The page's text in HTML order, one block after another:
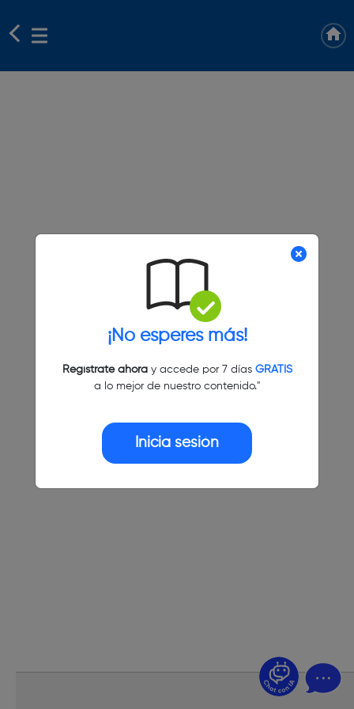
¡No esperes más!
Regístrate ahoray accede por 7 días GRATIS
a lo mejor de nuestro contenido."
Inicia sesión